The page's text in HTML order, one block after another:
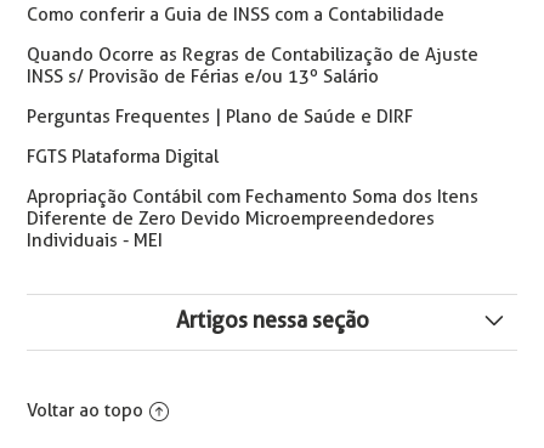
Como conferir a Guia de INSS com a Contabilidade
Quando Ocorre as Regras de Contabilização de Ajuste
INSS s/ Provisão de Férias e/ou 13º Salário
Perguntas Frequentes | Plano de Saúde e DIRF
FGTS Plataforma Digital
Apropriação Contábil com Fechamento Soma dos Itens
Diferente de Zero Devido Microempreendedores
Individuais - MEI
Artigos nessa seção
Plano de Contas
Voltar ao topo